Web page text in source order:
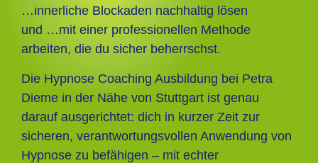
…innerliche Blockaden nachhaltig lösen
und …mit einer professionellen Methode
arbeiten, die du sicher beherrschst.
Die Hypnose Coaching Ausbildung bei Petra
Dieme in der Nähe von Stuttgart ist genau
darauf ausgerichtet: dich in kurzer Zeit zur
sicheren, verantwortungsvollen Anwendung von
Hypnose zu befähigen – mit echter